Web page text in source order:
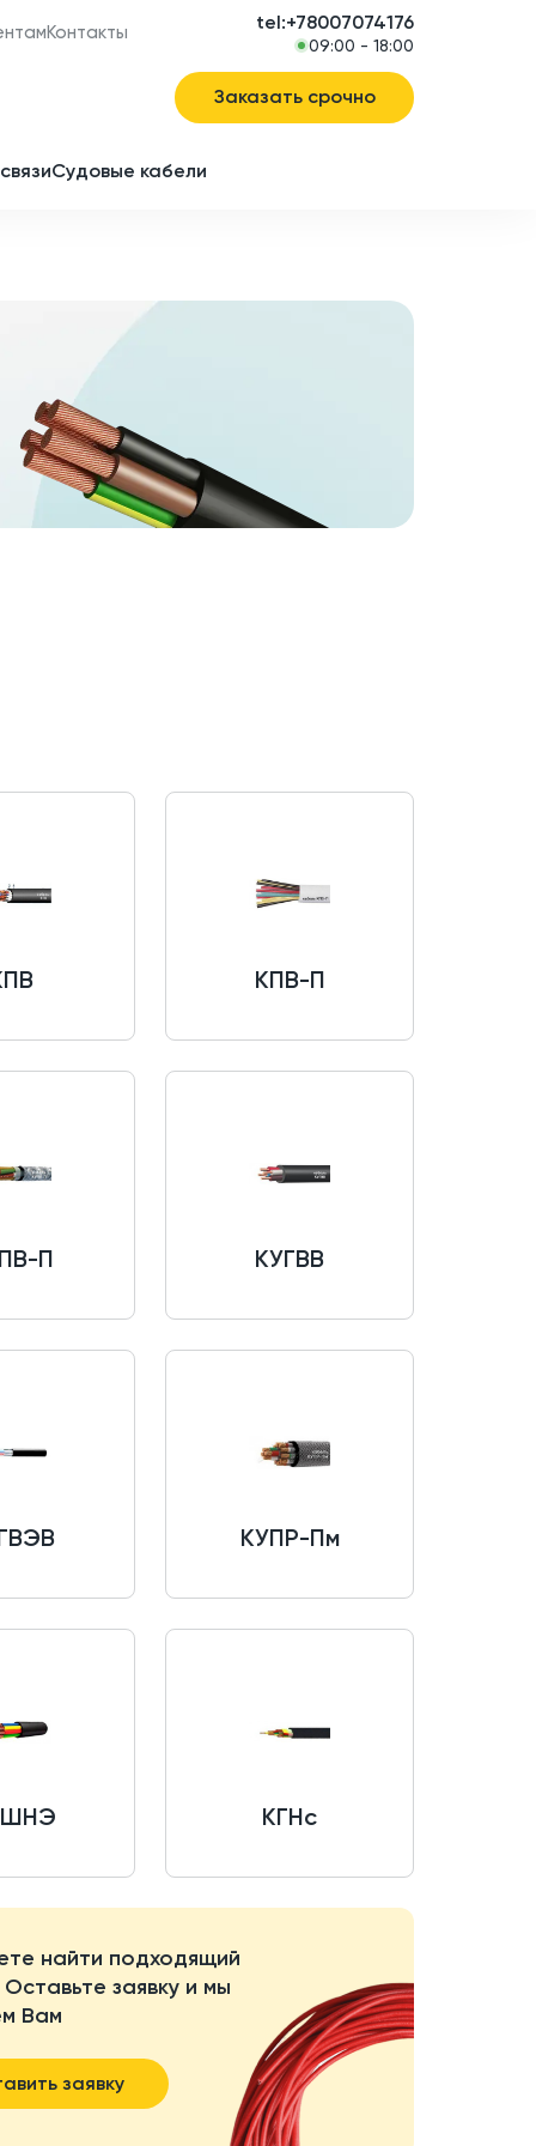
Контакты tel:+78007074176
09:00 - 18:00
Заказать срочно
Судовые кабели
КПВ-П
П КУГВВ
КУПР-Пм
КГНс
найти подходящий
заявку и мы
Вам
заявку